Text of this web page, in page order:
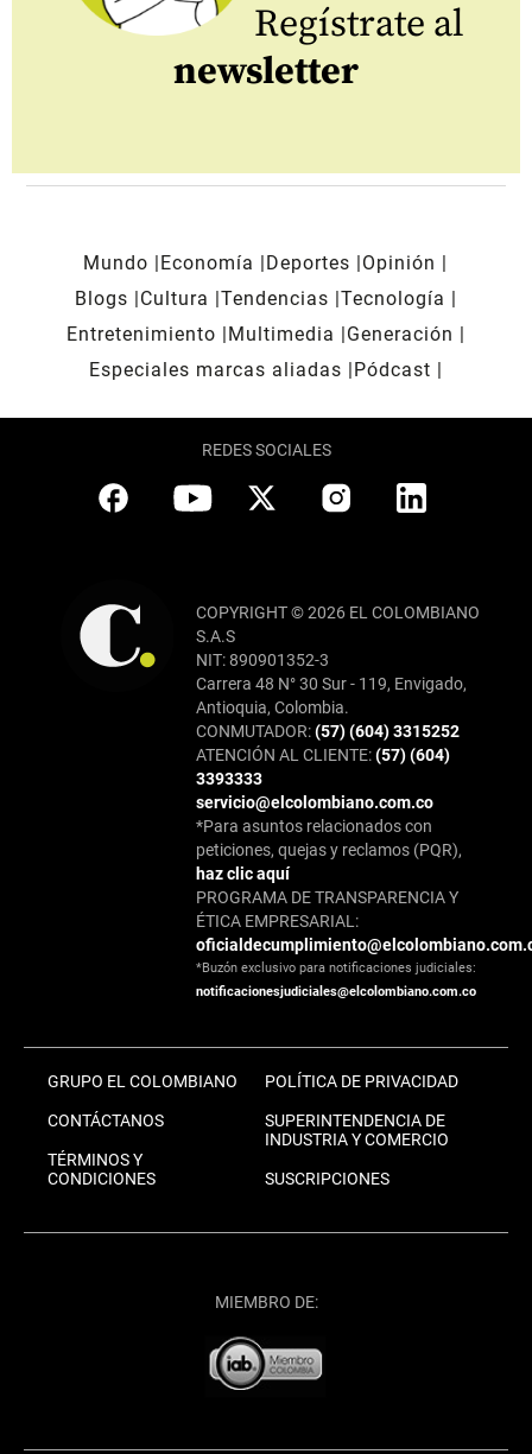
Regístrate al
newsletter
Mundo Economía Deportes
Opinión
Blogs
Cultura Tendencias Tecnología
Entretenimiento
Multimedia
Generación
Especiales marcas aliadas
Pódcast
REDES SOCIALES
COPYRIGHT © 2026 EL COLOMBIANO
S.A.S
NIT: 890901352-3
Carrera 48 N° 30 Sur - 119, Envigado,
Antioquia, Colombia.
CONMUTADOR:(57) (604) 3315252
ATENCIÓN AL CLIENTE:(57) (604)
3393333
servicio@elcolombiano.com.co
*Para asuntos relacionados con
peticiones, quejas y reclamos (PQR),
haz clic aquí
PROGRAMA DE TRANSPARENCIA Y
ÉTICA EMPRESARIAL:
*Buzón exclusivo para notificaciones judiciales:
notificacionesjudiciales@elcolombiano.com.co
GRUPO EL COLOMBIANO
CONTÁCTANOS
TÉRMINOS Y
CONDICIONES
POLÍTICA DE PRIVACIDAD
SUPERINTENDENCIA DE
INDUSTRIA Y COMERCIO
SUSCRIPCIONES
MIEMBRO DE: